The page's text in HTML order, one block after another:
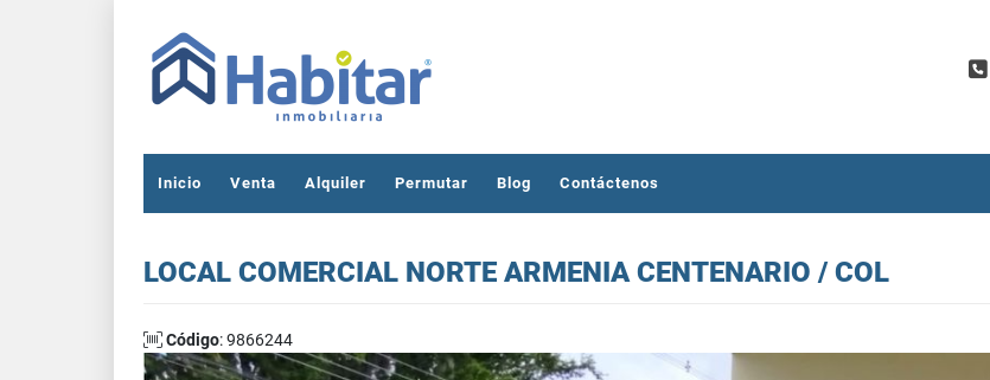
Inicio Venta Alquiler Permutar Blog Contáctenos
LOCAL COMERCIAL NORTE ARMENIA CENTENARIO / COL
Código: 9866244